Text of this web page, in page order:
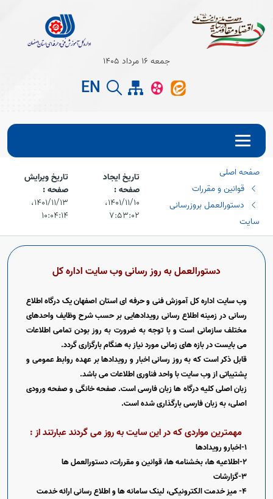
Open
Open
Open
جمعه 16 مرداد 1405
EN
صفحه اصلی
قوانین و مقررات
دستورالعمل بروزرسانی
سایت
تاریخ ایجاد
صفحه :
۱۴۰۱/۱۱/۱۰،‏
۷:۵۳:۰۲
تاریخ ویرایش
صفحه :
۱۴۰۱/۱۱/۱۳،‏
۱۰:۰۴:۱۴
دستورالعمل به روز رسانی وب سایت اداره کل
وب سایت اداره کل آموزش فنی و حرفه ای استان اصفهان یک درگاه اطلاع
رسانی در زمینه اطلاع رسانی رویدادهایی بر حسب شرح وظایف واحدهای
مختلف سازمانی است و با توجه به ضرورت به روز بودن تمامی اطلاعات
می بایست در بازه های زمانی مورد نیاز به هنگام بارگزاری گردد.
قابل ذکر است که به روز رسانی اخبار و رویدادها بر عهده روابط عمومی و
پشتیباتی از وب سایت با واحد فناوری اطلاعات می باشد.
زبان اصلی کلیه درگاه ها زبان فارسی است. صفحه خانگی و صفحه ورودی
اصلی، به زبان فارسی بارگذاری شده است.
مهمترین مواردی که در این سایت به روز می گردند عبارتند از :
1-اخبارو رویدادها
2-اطلاعیه ها، بخشنامه ها، قوانین و مقررات، دستورالعمل ها
3-گزارشات
4- میز خدمت الکترونیکی، لینک سامانه ها و اطلاع رسانی ارائه خدمت